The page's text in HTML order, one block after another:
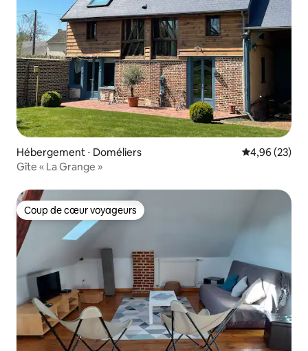
Hébergement ⋅ Doméliers Évaluation
4,96 (23)
Gîte « La Grange »
Coup de cœur voyageurs
Coup de cœur voyageurs